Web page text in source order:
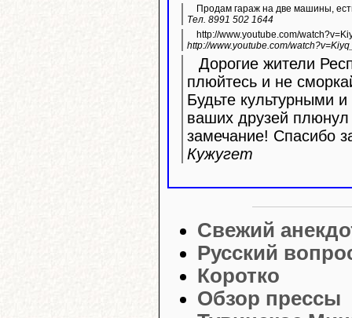
Продам гараж на две машины,
Тел. 8991 502 1644
http://www.youtube.com/
http://www.youtube.com/
Дорогие жители
плюйтесь и не
Будьте культурными
ваших друзей
замечание! Спасибо
Кужугет
Свежий
Русский
Коротко
Обзор прессы